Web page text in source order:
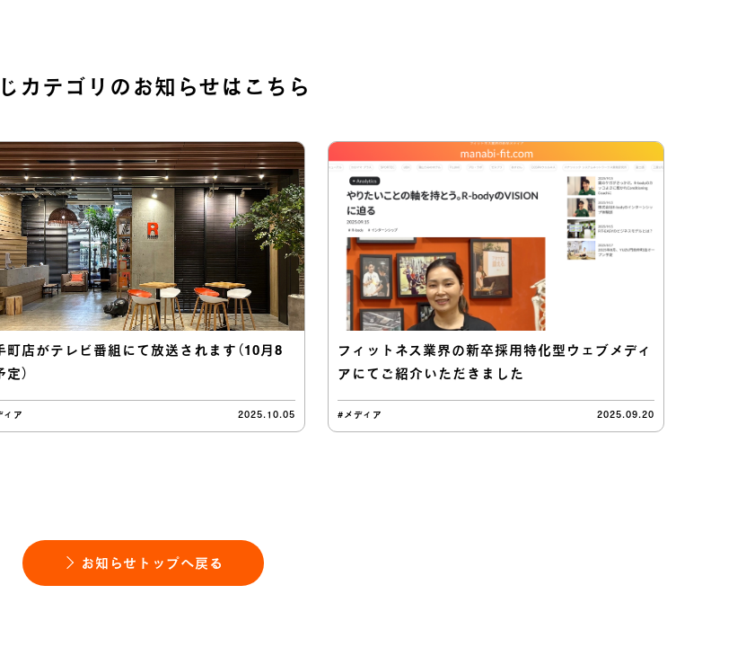
カテゴリのお知らせはこちら
町店がテレビ番組にて放送されます（10月8
定）
ィア 2025.10.05
フィットネス業界の新卒採用特化型ウェブメディ
アにてご紹介いただきました
#メディア 2025.09.20
お知らせトップへ戻る